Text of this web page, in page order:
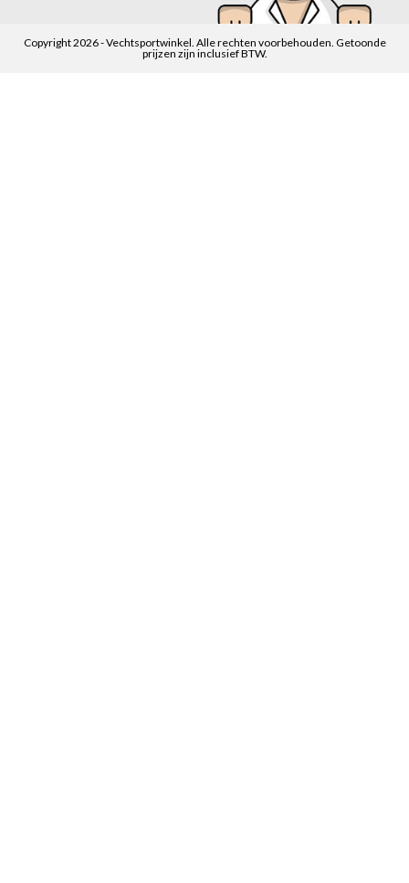
Copyright 2026 - Vechtsportwinkel. Alle rechten voorbehouden. Getoonde
prijzen zijn inclusief BTW.